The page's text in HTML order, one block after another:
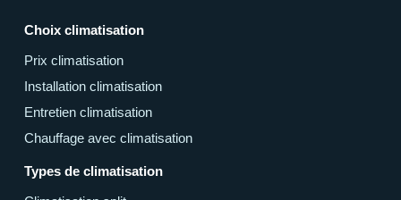
Choix climatisation
Prix climatisation
Installation climatisation
Entretien climatisation
Chauffage avec climatisation
Types de climatisation